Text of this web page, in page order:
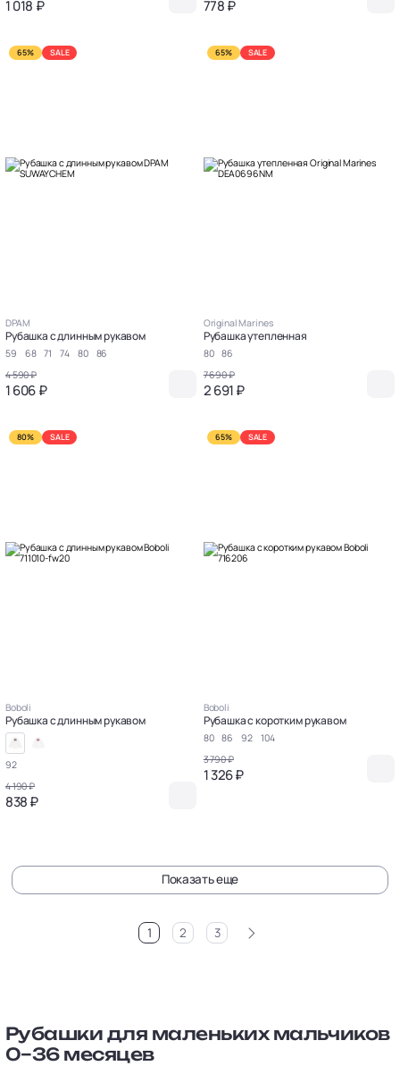
1 018 ₽ 778 ₽
65% SALE
DPAM
Рубашка с длинным рукавом
59 68 71 74 80
86
4 590 ₽
1 606 ₽
65% SALE
Original Marines
Рубашка утепленная
80
86
7 690 ₽
2 691 ₽
80% SALE
Boboli
Рубашка с длинным рукавом
92
4 190 ₽
838 ₽
65% SALE
Boboli
Рубашка с коротким рукавом
80 86 92
104
3 790 ₽
1 326 ₽
Показать еще
1 2 3 >
Рубашки для маленьких мальчиков
0–36 месяцев